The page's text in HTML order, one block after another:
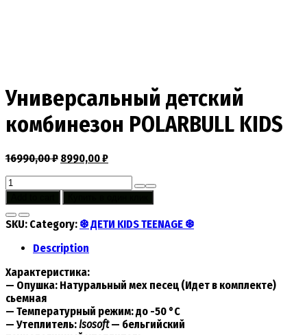
Универсальный детский
комбинезон POLARBULL KIDS
16990,00₽ 8990,00₽
Универсальный
детский
комбинезон
POLARBULL
quantity
SKU: Category: ❆ ДЕТИ KIDS TEENAGE ❆
Description
Характеристика:
— Опушка: Натуральный мех песец (Идет в комплекте)
сьемная
— Температурный режим: до -50 °C
— Утеплитель:Isosoft— бельгийский